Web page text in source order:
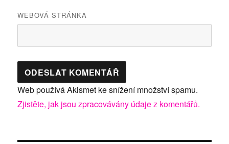
WEBOVÁ STRÁNKA
Web používá Akismet ke snížení množství spamu.
Zjistěte, jak jsou zpracovávány údaje z komentářů.